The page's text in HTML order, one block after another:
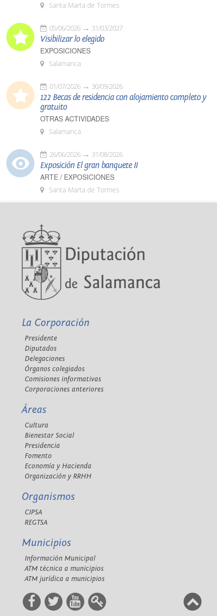
Santa Marta de Tormes
05/06/2026 31/03/2027
Visibilizar lo elegido
EXPOSICIONES
Salamanca
01/07/2026 30/09/2026
122 Becas de residencia con alojamiento completo y
gratuito
OTRAS ACTIVIDADES
Salamanca
26/06/2026 31/08/2026
Exposición El gran banquete II
ARTE / EXPOSICIONES
Santa Marta de Tormes
La Corporación
Presidente
Diputados
Delegaciones
Órganos colegiados
Comisiones informativas
Corporaciones anteriores
Áreas
Cultura
Bienestar Social
Presidencia
Fomento
Economía y Hacienda
Organización y RRHH
Organismos
CIPSA
REGTSA
Municipios
Información Municipal
ATM técnica a municipios
ATM jurídica a municipios